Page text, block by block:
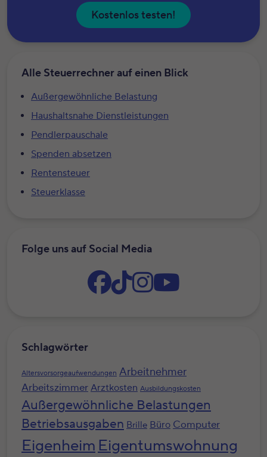
Kostenlos testen!
Alle Steuerrechner auf einen Blick
Außergewöhnliche Belastung
Haushaltsnahe Dienstleistungen
Pendlerpauschale
Spenden absetzen
Rentensteuer
Steuerklasse
Folge uns auf Social Media
Schlagwörter
Altersvorsorgeaufwendungen Arbeitnehmer
Arbeitszimmer Arztkosten Ausbildungskosten
Außergewöhnliche Belastungen
Betriebsausgaben Brille Büro Computer
Eigenheim Eigentumswohnung